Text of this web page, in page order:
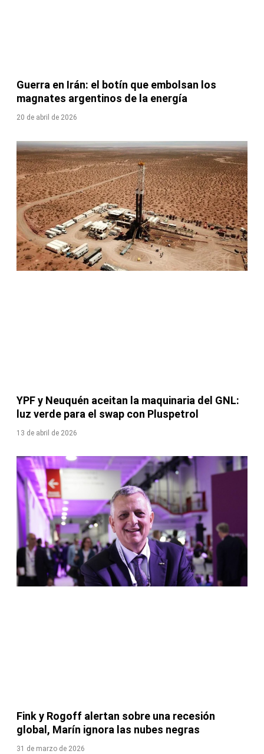
Guerra en Irán: el botín que embolsan los
magnates argentinos de la energía
20 de abril de 2026
YPF y Neuquén aceitan la maquinaria del GNL:
luz verde para el swap con Pluspetrol
13 de abril de 2026
Fink y Rogoff alertan sobre una recesión
global, Marín ignora las nubes negras
31 de marzo de 2026